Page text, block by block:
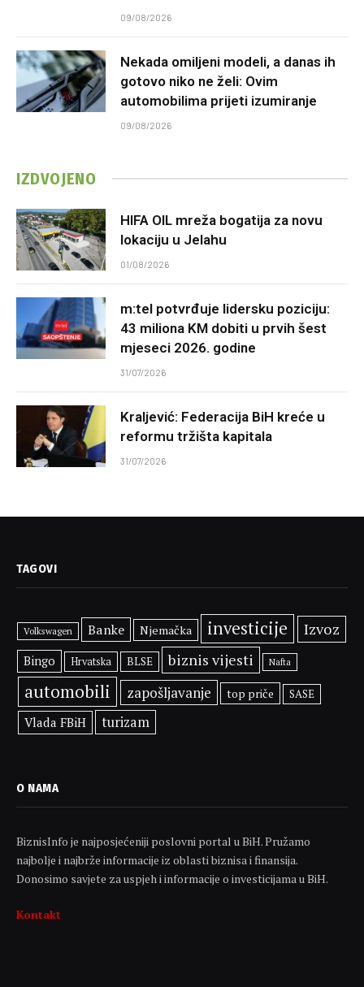
09/08/2026
Nekada omiljeni modeli, a danas ih
gotovo niko ne želi: Ovim
automobilima prijeti izumiranje
09/08/2026
IZDVOJENO
HIFA OIL mreža bogatija za novu
lokaciju u Jelahu
01/08/2026
m:tel potvrđuje lidersku poziciju:
43 miliona KM dobiti u prvih šest
mjeseci 2026. godine
31/07/2026
Kraljević: Federacija BiH kreće u
reformu tržišta kapitala
31/07/2026
TAGOVI
Volkswagen Banke Njemačka investicije Izvoz
Bingo Hrvatska BLSE biznis vijesti Nafta
automobili zapošljavanje top priče SASE
Vlada FBiH turizam
O NAMA
BiznisInfo je najposjećeniji poslovni portal u BiH. Pružamo
najbolje i najbrže informacije iz oblasti biznisa i finansija.
Donosimo savjete za uspjeh i informacije o investicijama u BiH.
Kontakt